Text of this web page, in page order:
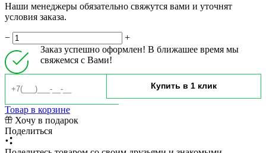
Наши менеджеры обязательно свяжутся вами и уточнят
условия заказа.
−
+
Заказ успешно оформлен! В ближашее время мы
свяжемся с Вами!
Товар в корзине
Хочу в подарок
Поделиться